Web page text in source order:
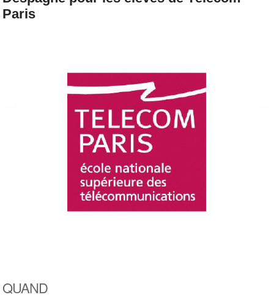
Paris
QUAND